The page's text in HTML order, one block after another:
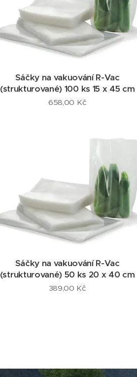
Sáčky na vakuování R-Vac
(strukturované) 100 ks 15 x 45 cm
658,00 Kč
Sáčky na vakuování R-Vac
(strukturované) 50 ks 20 x 40 cm
389,00 Kč